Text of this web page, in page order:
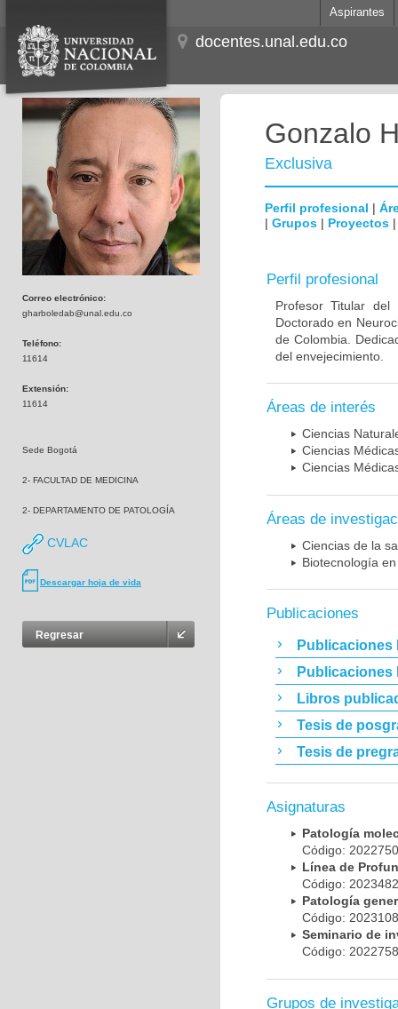
Aspirantes
docentes.unal.edu.co
Correo electrónico:
gharboledab@unal.edu.co
Teléfono:
11614
Extensión:
11614
Sede Bogotá
2- FACULTAD DE MEDICINA
2- DEPARTAMENTO DE PATOLOGÍA
CVLAC
Descargar hoja de vida
Regresar
Gonzalo
Exclusiva
Perfil profesional |
| Grupos | Proyectos
Perfil profesional
Profesor Titular
Doctorado en
de Colombia.
del envejecimiento.
Áreas de interés
Ciencias
Ciencias
Ciencias
Áreas de
Ciencias de la
Biotecnología
Publicaciones
Publicaciones
Publicaciones
Libros
Tesis de
Tesis de
Asignaturas
Patología
Código:
Línea de
Código:
Patología
Código:
Seminario de
Código:
Grupos de